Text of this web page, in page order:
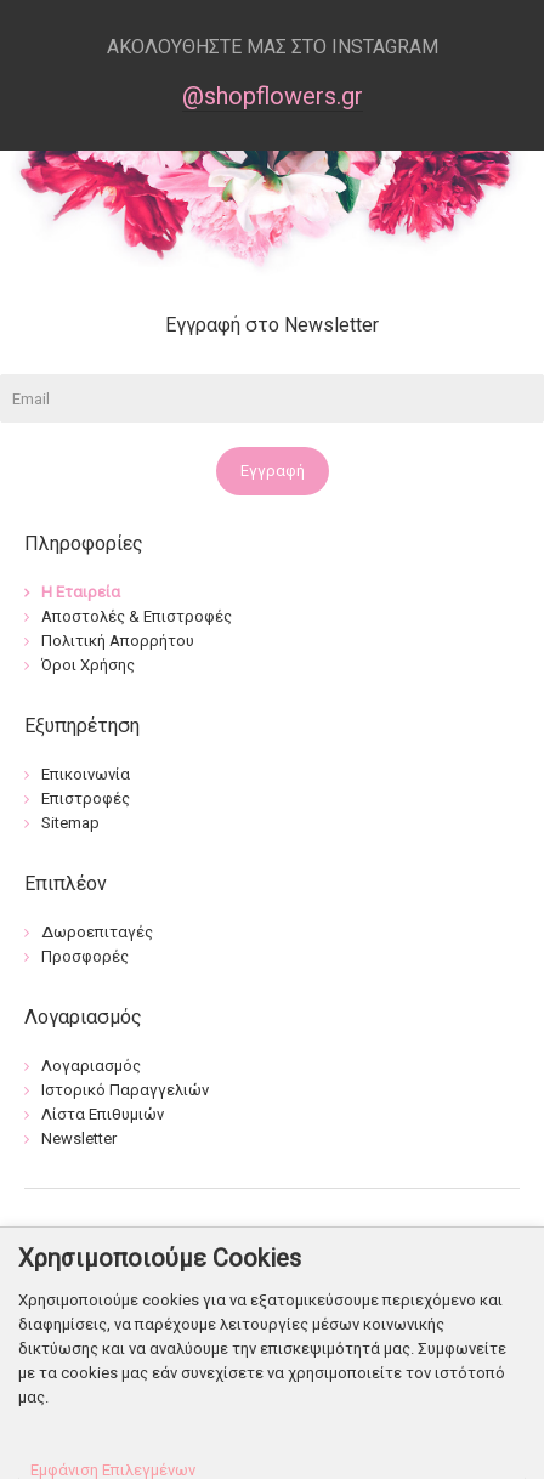
ΑΚΟΛΟΥΘΗΣΤΕ ΜΑΣ ΣΤΟ INSTAGRAM
@shopflowers.gr
Εγγραφή στο Newsletter
Εγγραφή
Πληροφορίες
Η Εταιρεία
Αποστολές & Επιστροφές
Πολιτική Απορρήτου
Όροι Χρήσης
Εξυπηρέτηση
Επικοινωνία
Επιστροφές
Sitemap
Επιπλέον
Δωροεπιταγές
Προσφορές
Λογαριασμός
Λογαριασμός
Ιστορικό Παραγγελιών
Λίστα Επιθυμιών
Newsletter
Χρησιμοποιούμε Cookies
Χρησιμοποιούμε cookies για να εξατομικεύσουμε περιεχόμενο και
διαφημίσεις, να παρέχουμε λειτουργίες μέσων κοινωνικής
δικτύωσης και να αναλύουμε την επισκεψιμότητά μας. Συμφωνείτε
με τα cookies μας εάν συνεχίσετε να χρησιμοποιείτε τον ιστότοπό
μας.
Εμφάνιση Επιλεγμένων